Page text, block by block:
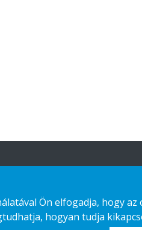
nyilatkozat
Ön elfogadja, hogy
hogyan tudja